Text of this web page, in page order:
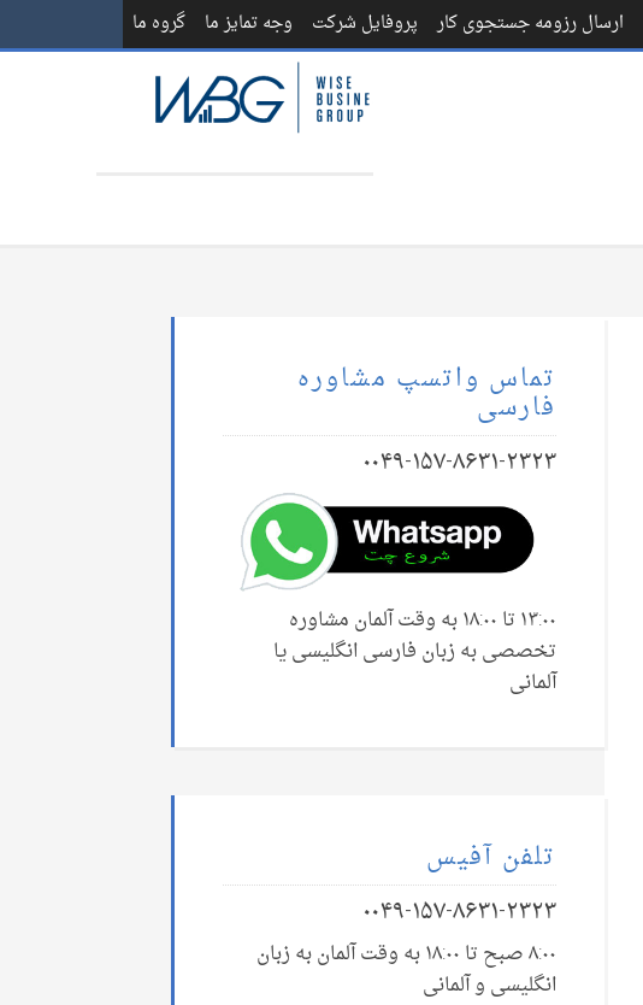
ارسال رزومه جستجوی کار پروفایل شرکت وجه تمایز ما گروه ما
تماس واتسپ مشاوره
فارسی
۰۰۴۹-۱۵۷-۸۶۳۱-۲۳۲۳
۱۳:۰۰ تا ۱۸:۰۰ به وقت آلمان مشاوره
تخصصی به زبان فارسی انگلیسی یا
آلمانی
تلفن آفیس
۰۰۴۹-۱۵۷-۸۶۳۱-۲۳۲۳
۸:۰۰ صبح تا ۱۸:۰۰ به وقت آلمان به زبان
انگلیسی و آلمانی